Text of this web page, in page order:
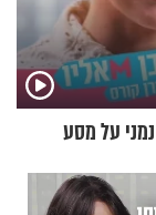
על מסע